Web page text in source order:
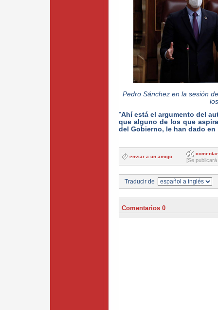
Pedro Sánchez en la sesión
"Ahí está el argumento del
que alguno de los que
del Gobierno, le han dado en
enviar a un amigo
comentar
[Se
Traducir de
Comentarios 0